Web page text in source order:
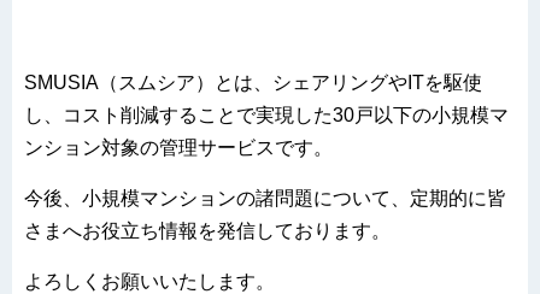
SMUSIA（スムシア）とは、シェアリングやITを駆使
し、コスト削減することで実現した30戸以下の小規模マ
ンション対象の管理サービスです。
今後、小規模マンションの諸問題について、定期的に皆
さまへお役立ち情報を発信しております。
よろしくお願いいたします。